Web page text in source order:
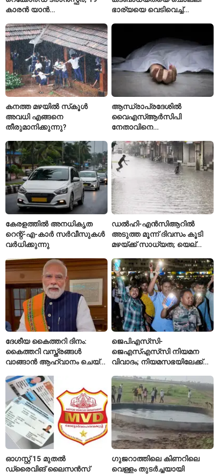
കാരൻ യാൻ
സ്വന്തമാക്കി സ്പാനിഷ്
വമ്പന്മാർ
ഭാര്യയെ വെടിവെച്ച്
കൊലപാതകം
കനത്ത മഴയിൽ സ്‌കൂൾ
അവധി എങ്ങനെ
തീരുമാനിക്കുന്നു?
ആന്ധ്രാപ്രദേശിൽ
വൈഎസ്ആർസിപി
നേതാവിനെ
അന്വേഷണം ആരംഭിച്ച്
പൊലീസ്
കേരളത്തിൽ അനധികൃത
റെന്റ്-എ-കാർ സർവീസുകൾ
വർധിക്കുന്നു
ഡൽഹി-എൻസിആറിൽ
അടുത്ത മൂന്ന് ദിവസം കൂടി
മഴയ്ക്ക് സാധ്യത; യെല്ലോ
ഐഎംഡി
ദേശീയ കൈത്തറി ദിനം:
കൈത്തറി വസ്ത്രങ്ങൾ
വാങ്ങാൻ ആഹ്വാനം ചെയ്ത്
ജെപിഎസ്‌സി-
ജെഎസ്എസ്‌സി നിയമന
വിവാദം; നിയമസഭയിലേക്ക്
ഓഗസ്റ്റ് 15 മുതൽ
ഡ്രൈവിങ് ലൈസൻസ്
ഗുജറാത്തിലെ കിണറിലെ
വെള്ളം തുടർച്ചയായി